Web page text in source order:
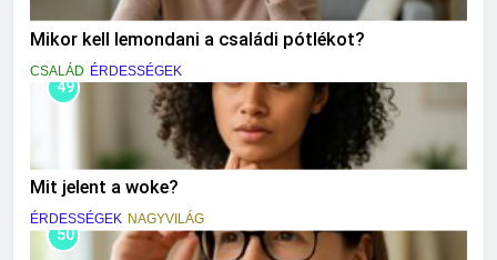
Mikor kell lemondani a családi pótlékot?
CSALÁD ÉRDESSÉGEK
49
Mit jelent a woke?
ÉRDESSÉGEK NAGYVILÁG
50